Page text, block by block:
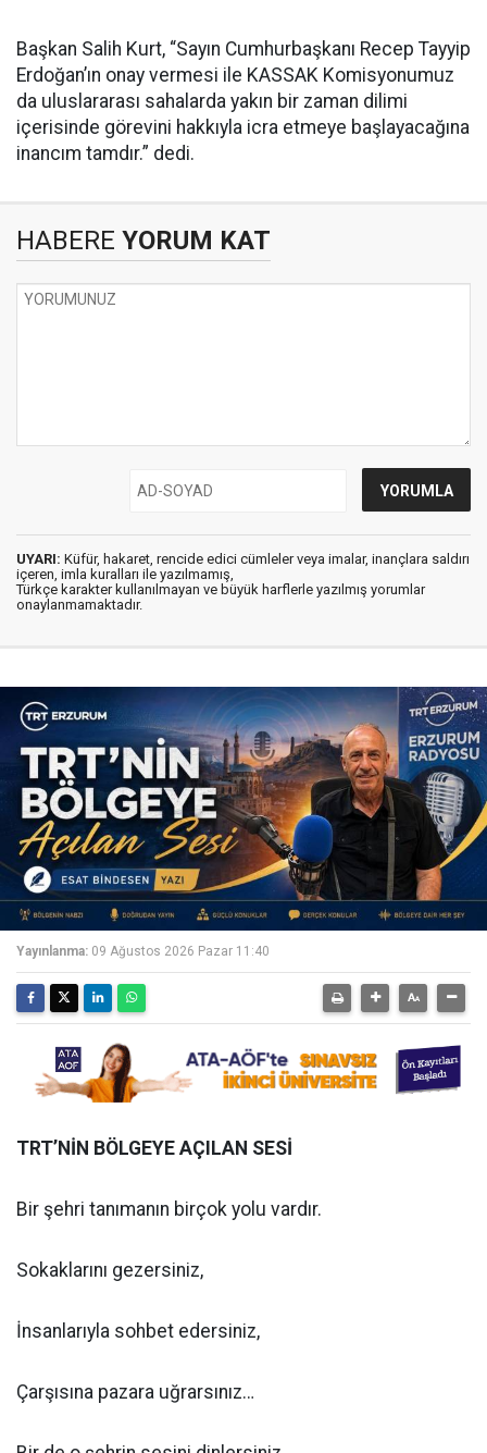
Başkan Salih Kurt, “Sayın Cumhurbaşkanı Recep Tayyip
Erdoğan’ın onay vermesi ile KASSAK Komisyonumuz
da uluslararası sahalarda yakın bir zaman dilimi
içerisinde görevini hakkıyla icra etmeye başlayacağına
inancım tamdır.” dedi.
HABERE YORUM KAT
UYARI: Küfür, hakaret, rencide edici cümleler veya imalar, inançlara saldırı
içeren, imla kuralları ile yazılmamış,
Türkçe karakter kullanılmayan ve büyük harflerle yazılmış yorumlar
onaylanmamaktadır.
Yayınlanma: 09 Ağustos 2026 Pazar 11:40
TRT’NİN BÖLGEYE AÇILAN SESİ
Bir şehri tanımanın birçok yolu vardır.
Sokaklarını gezersiniz,
İnsanlarıyla sohbet edersiniz,
Çarşısına pazara uğrarsınız…